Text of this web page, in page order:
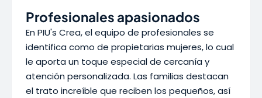
Profesionales apasionados
En PIU's Crea, el equipo de profesionales se
identifica como de propietarias mujeres, lo cual
le aporta un toque especial de cercanía y
atención personalizada. Las familias destacan
el trato increíble que reciben los pequeños, así